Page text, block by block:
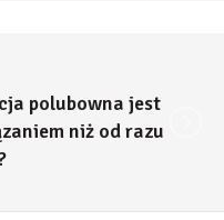
polubowna jest
niż od razu